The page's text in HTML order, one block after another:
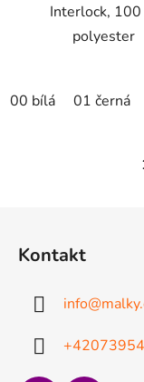
Interlock, 100
polyester
00 bílá 01 černá
Kontakt
info@